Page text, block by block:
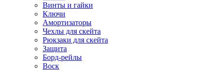
Винты и гайки
Ключи
Амортизаторы
Чехлы для скейта
Рюкзаки для скейта
Защита
Борд-рейлы
Воск